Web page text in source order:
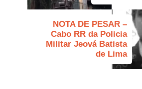
NOTA DE PESAR –
Cabo RR da Policia
Militar Jeová Batista
de Lima